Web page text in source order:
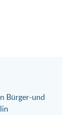
Bürger-und